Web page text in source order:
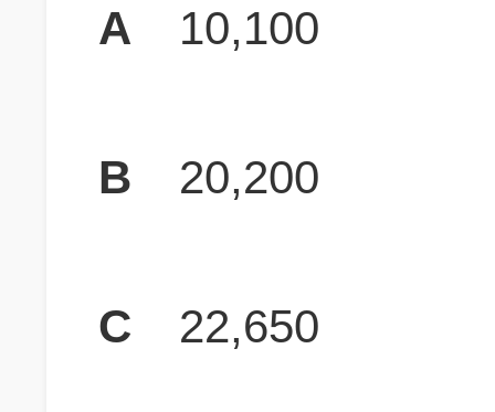
A 10,100
B 20,200
C 22,650